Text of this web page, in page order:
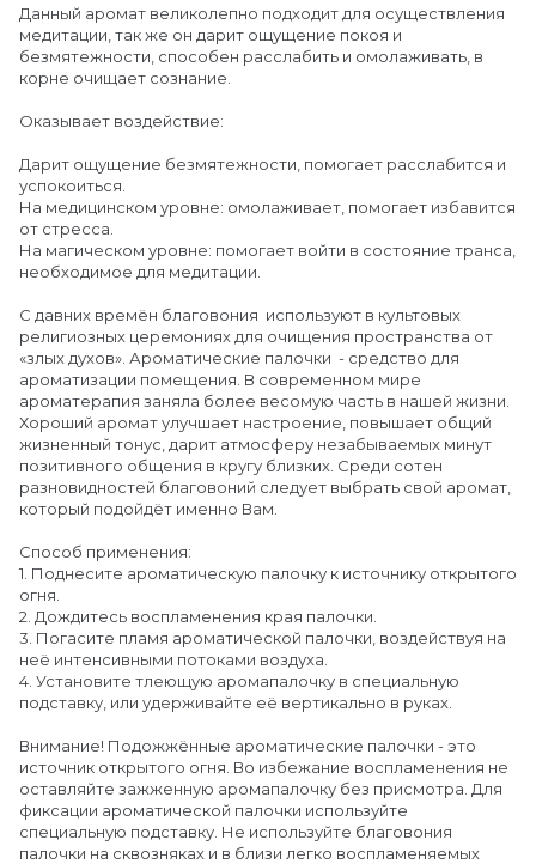
Данный аромат великолепно подходит для осуществления
медитации, так же он дарит ощущение покоя и
безмятежности, способен расслабить и омолаживать, в
корне очищает сознание.
Оказывает воздействие:
Дарит ощущение безмятежности, помогает расслабится и
успокоиться.
На медицинском уровне: омолаживает, помогает избавится
от стресса.
На магическом уровне: помогает войти в состояние транса,
необходимое для медитации.
С давних времён благовония используют в культовых
религиозных церемониях для очищения пространства от
«злых духов». Ароматические палочки - средство для
ароматизации помещения. В современном мире
ароматерапия заняла более весомую часть в нашей жизни.
Хороший аромат улучшает настроение, повышает общий
жизненный тонус, дарит атмосферу незабываемых минут
позитивного общения в кругу близких. Среди сотен
разновидностей благовоний следует выбрать свой аромат,
который подойдёт именно Вам.
Способ применения:
1. Поднесите ароматическую палочку к источнику открытого
огня.
2. Дождитесь воспламенения края палочки.
3. Погасите пламя ароматической палочки, воздействуя на
неё интенсивными потоками воздуха.
4. Установите тлеющую аромапалочку в специальную
подставку, или удерживайте её вертикально в руках.
Внимание! Подожжённые ароматические палочки - это
источник открытого огня. Во избежание воспламенения не
оставляйте зажженную аромапалочку без присмотра. Для
фиксации ароматической палочки используйте
специальную подставку. Не используйте благовония
палочки на сквозняках и в близи легко воспламеняемых